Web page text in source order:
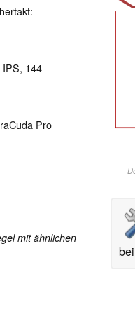
IPS, 144
Pro
mit ähnlichen